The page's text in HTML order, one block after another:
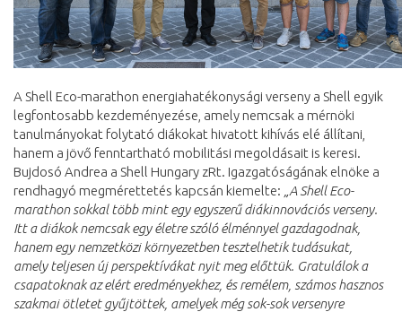
A Shell Eco-marathon energiahatékonysági verseny a Shell egyik
legfontosabb kezdeményezése, amely nemcsak a mérnöki
tanulmányokat folytató diákokat hivatott kihívás elé állítani,
hanem a jövő fenntartható mobilitási megoldásait is keresi.
Bujdosó Andrea a Shell Hungary zRt. Igazgatóságának elnöke a
rendhagyó megmérettetés kapcsán kiemelte:
„A Shell Eco-
marathon sokkal több mint egy egyszerű diákinnovációs verseny.
Itt a diákok nemcsak egy életre szóló élménnyel gazdagodnak,
hanem egy nemzetközi környezetben tesztelhetik tudásukat,
amely teljesen új perspektívákat nyit meg előttük. Gratulálok a
csapatoknak az elért eredményekhez, és remélem, számos hasznos
szakmai ötletet gyűjtöttek, amelyek még sok-sok versenyre